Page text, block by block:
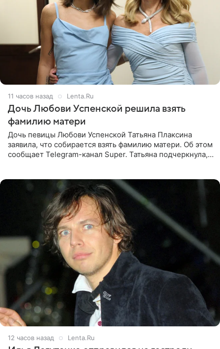
11 часов назад Lenta.Ru
Дочь Любови Успенской решила взять
фамилию матери
Дочь певицы Любови Успенской Татьяна Плаксина
заявила, что собирается взять фамилию матери. Об этом
сообщает Telegram-канал Super. Татьяна подчеркнула,
12 часов назад Lenta.Ru